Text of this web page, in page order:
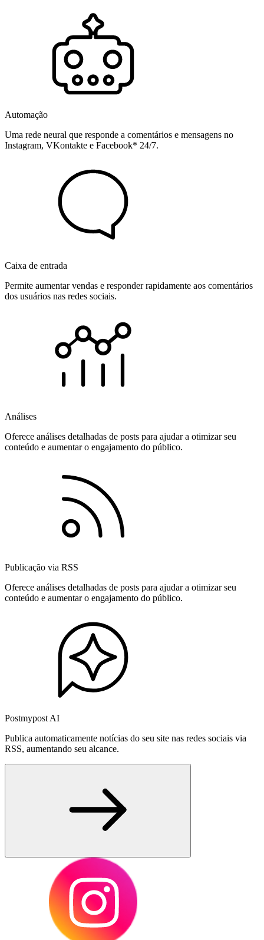
Automação
Uma rede neural que responde a comentários e mensagens no
Instagram, VKontakte e Facebook* 24/7.
Caixa de entrada
Permite aumentar vendas e responder rapidamente aos comentários
dos usuários nas redes sociais.
Análises
Oferece análises detalhadas de posts para ajudar a otimizar seu
conteúdo e aumentar o engajamento do público.
Publicação via RSS
Oferece análises detalhadas de posts para ajudar a otimizar seu
conteúdo e aumentar o engajamento do público.
Postmypost AI
Publica automaticamente notícias do seu site nas redes sociais via
RSS, aumentando seu alcance.